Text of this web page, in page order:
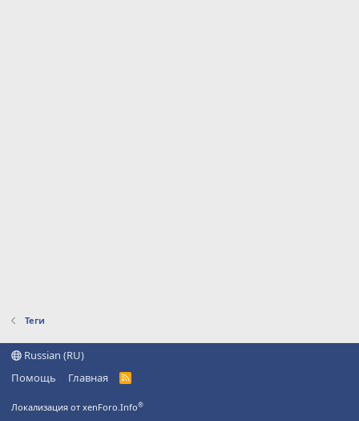
Теги
Russian (RU)
Помощь
Главная
R
Локализация от xenForo.Info®